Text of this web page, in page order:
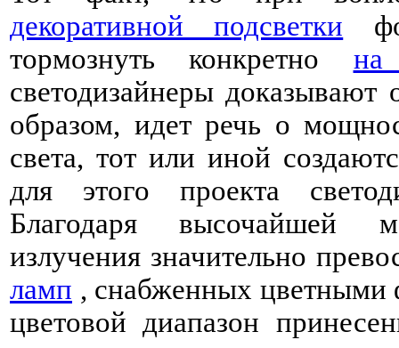
декоративной подсветки
тормознуть конкретно на
светодизайнеры
образом, идет речь о
света, тот или иной
для этого проекта
Благодаря высочайшей
излучения значительно
ламп , снабженных цветными
цветовой диапазон